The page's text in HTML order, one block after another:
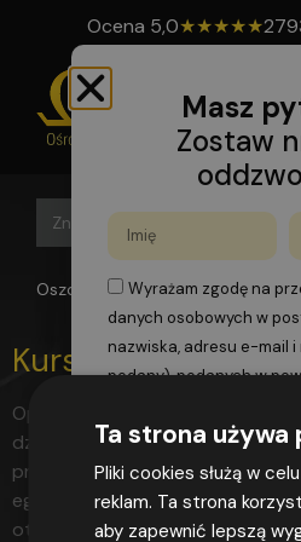
Ocena 5,0★★★★★
Search
for:
Oszomega>polietylenowych
Kurs zgrzewacza PE
Opis Podstawa Program
dzień. Wszystkie kursy dla
praktycznych i teoretycznych
egzaminem. Po pozytywnym
otrzymuje certyfikat
Ta strona
Pliki cookies służą w
reklam. Ta strona
aby zapewnić lepszą
Masz
Zostaw
Wyrażam zgodę na
danych osobowych w
nazwiska, adresu e-mail i
podany), podanych w
Parlamentu
2016/679 z dnia 27
ochrony osób fizycznych
przetwarzaniem danych